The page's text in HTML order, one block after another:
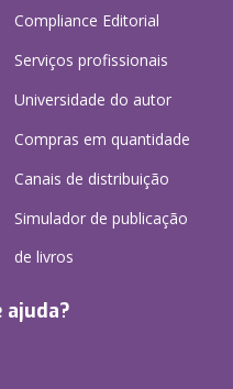
Compliance Editorial
Serviços profissionais
Universidade do autor
Compras em quantidade
Canais de distribuição
Simulador de publicação
de livros
ajuda?